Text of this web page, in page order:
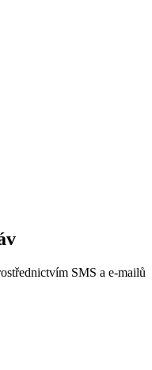
SMS a e-mailů